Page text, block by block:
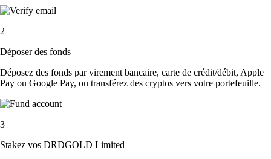
2
Déposer des fonds
Déposez des fonds par virement bancaire, carte de crédit/débit, Apple
Pay ou Google Pay, ou transférez des cryptos vers votre portefeuille.
3
Stakez vos DRDGOLD Limited